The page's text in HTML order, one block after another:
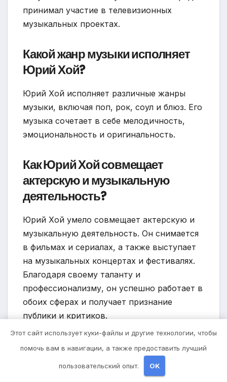
принимал участие в телевизионных
музыкальных проектах.
Какой жанр музыки исполняет
Юрий Хой?
Юрий Хой исполняет различные жанры
музыки, включая поп, рок, соул и блюз. Его
музыка сочетает в себе мелодичность,
эмоциональность и оригинальность.
Как Юрий Хой совмещает
актерскую и музыкальную
деятельность?
Юрий Хой умело совмещает актерскую и
музыкальную деятельность. Он снимается
в фильмах и сериалах, а также выступает
на музыкальных концертах и фестивалях.
Благодаря своему таланту и
профессионализму, он успешно работает в
обоих сферах и получает признание
публики и критиков.
Навигация
Биография Анны
Какими
Этот сайт использует куки-файлы и другие технологии, чтобы
помочь вам в навигации, а также предоставить лучший
пользовательский опыт. OK